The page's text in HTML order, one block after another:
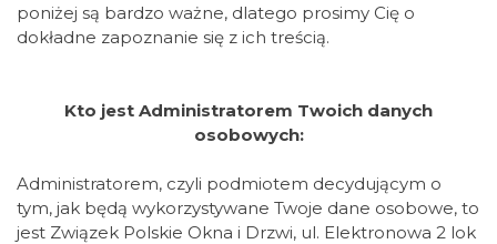
poniżej są bardzo ważne, dlatego prosimy Cię o
dokładne zapoznanie się z ich treścią.
Kto jest Administratorem Twoich danych
osobowych:
Administratorem, czyli podmiotem decydującym o
tym, jak będą wykorzystywane Twoje dane osobowe, to
jest Związek Polskie Okna i Drzwi, ul. Elektronowa 2 lok